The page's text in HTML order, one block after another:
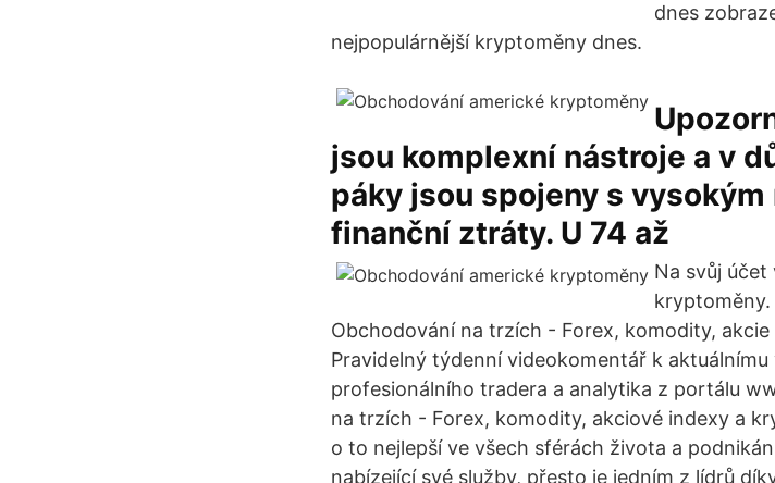
dnes
nejpopulárnější kryptoměny dnes.
jsou komplexní nástroje a v
páky jsou spojeny s
finanční ztráty. U 74 až
Na svůj účet
kryptoměny.
Obchodování na trzích - Forex, komodity,
Pravidelný týdenní videokomentář k
profesionálního tradera a analytika z portálu
na trzích - Forex, komodity, akciové indexy a
o to nejlepší ve všech sférách života a
nabízející své služby, přesto je jedním z lídrů